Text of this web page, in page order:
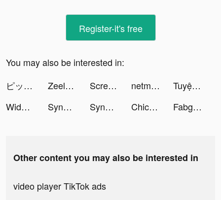
Register-it's free
You may also be interested in:
ピッコマ tiktok ads
Zeelool tiktok ads ScreenKit- App Icons & Widgets tiktok ads netmarble_official tiktok ads
Tuyệt Thế Cửu Thiên tiktok ads
Widgetable: Lock Screen Widget tiktok ads
SynClub:AI Chat & Make Friends tiktok ads SynClub:AI Chat & Make Friends tiktok ads ChicPoint tiktok ads Fabgirls tiktok ads
Other content you may also be interested in
video player TikTok ads